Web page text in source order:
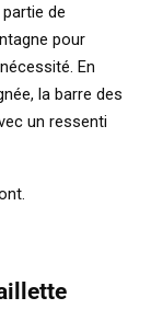
de
pour
En
la barre des
un ressenti